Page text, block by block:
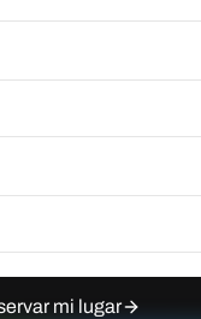
mi lugar